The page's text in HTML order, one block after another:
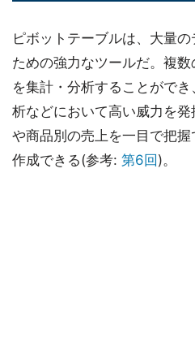
ピボットテーブルは、大量
ための強力なツールだ。複
を集計・分析することがで
析などにおいて高い威力を
や商品別の売上を一目で把
作成できる(参考: 第6回 )。